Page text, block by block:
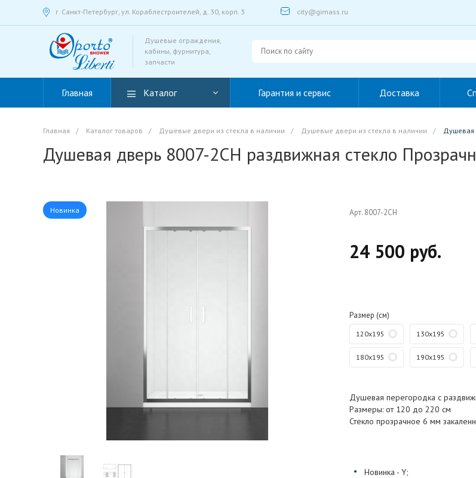
г. Санкт-Петербург, ул. Кораблестроителей, д. 30, корп. 3 city@gimass.ru
Душевые ограждения,
кабины, фурнитура,
запчасти
Главная Каталог Гарантия и сервис Доставка
Главная / Каталог товаров / Душевые двери из стекла в наличии / Душевые двери из стекла в наличии / Душевая
Душевая дверь 8007-2CH раздвижная стекло
Новинка Арт. 8007-2CH
24 500 руб.
Размер (см)
120x195 130x195
180x195 190x195
Душевая перегородка с
Размеры: от 120 до 220 см
Стекло прозрачное 6 мм
Новинка - Y;